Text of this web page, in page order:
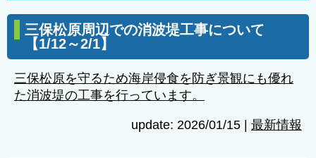
三保松原周辺での消波堤工事について
【1/12～2/1】
三保松原を守るため海岸侵食を防ぎ景観にも優れ
た消波堤の工事を行っています。
update: 2026/01/15 最新情報